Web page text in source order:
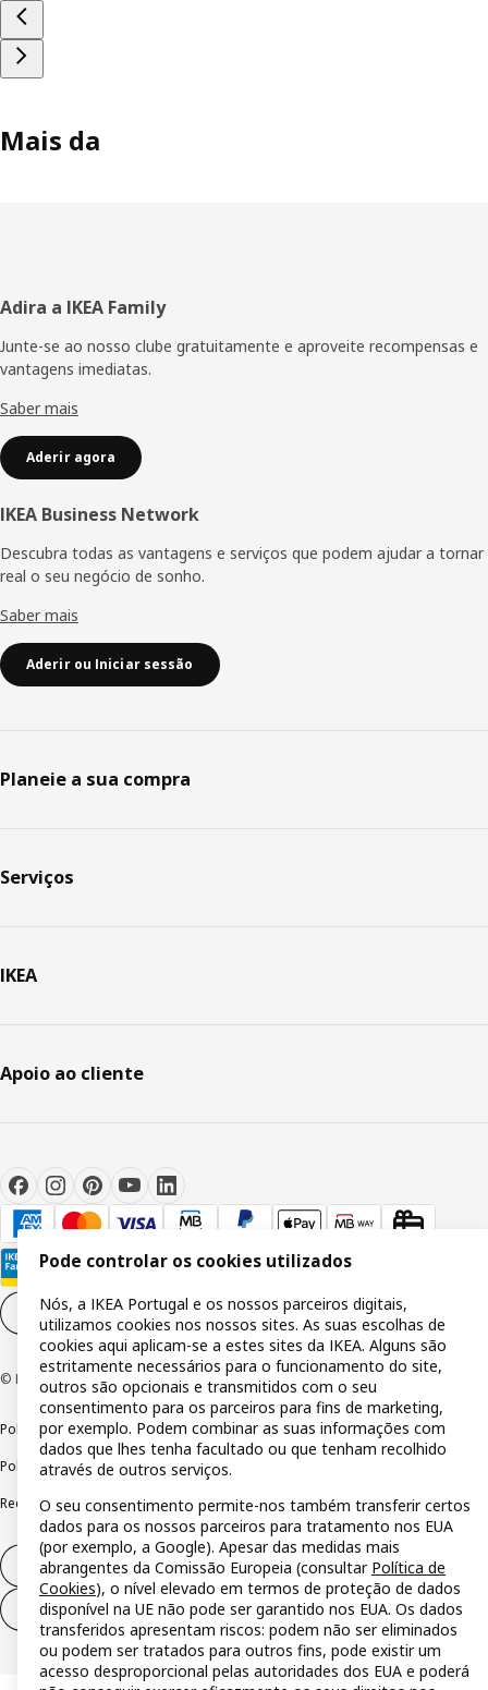
Mais da
Rodapé
Adira a IKEA Family
Junte-se ao nosso clube gratuitamente e aproveite recompensas e
vantagens imediatas.
Saber mais
Aderir agora
IKEA Business Network
Descubra todas as vantagens e serviços que podem ajudar a tornar
real o seu negócio de sonho.
Saber mais
Aderir ou Iniciar sessão
Planeie a sua compra
Serviços
IKEA
Apoio ao cliente
Definições de cookies PT
© Inter IKEA Systems B.V 1999-2026
Política de privacidadePolítica de cookiesTermos de utilização
Política de divulgação responsávelLivro de reclamações
Reclamações e resolução de litígios
Direito de livre resolução
Direito de livre resolução (serviços)
Pode controlar os cookies utilizados
Nós, a IKEA Portugal e os nossos parceiros digitais,
utilizamos cookies nos nossos sites. As suas escolhas de
cookies aqui aplicam-se a estes sites da IKEA. Alguns são
estritamente necessários para o funcionamento do site,
outros são opcionais e transmitidos com o seu
consentimento para os parceiros para fins de marketing,
por exemplo. Podem combinar as suas informações com
dados que lhes tenha facultado ou que tenham recolhido
através de outros serviços.
O seu consentimento permite-nos também transferir certos
dados para os nossos parceiros para tratamento nos EUA
(por exemplo, a Google). Apesar das medidas mais
abrangentes da Comissão Europeia (consultar Política de
Cookies), o nível elevado em termos de proteção de dados
disponível na UE não pode ser garantido nos EUA. Os dados
transferidos apresentam riscos: podem não ser eliminados
ou podem ser tratados para outros fins, pode existir um
acesso desproporcional pelas autoridades dos EUA e poderá